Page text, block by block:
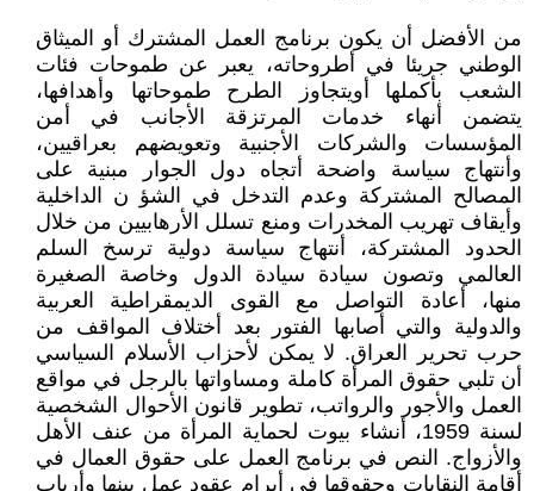
من الأفضل أن يكون برنامج العمل المشترك أو الميثاق
الوطني جريئا في أطروحاته، يعبر عن طموحات فئات
الشعب بأكملها أويتجاوز الطرح طموحاتها وأهدافها،
يتضمن أنهاء خدمات المرتزقة الأجانب في أمن
المؤسسات والشركات الأجنبية وتعويضهم بعراقيين،
وأنتهاج سياسة واضحة أتجاه دول الجوار مبنية على
المصالح المشتركة وعدم التدخل في الشؤ ن الداخلية
وأيقاف تهريب المخدرات ومنع تسلل الأرهابيين من خلال
الحدود المشتركة، أنتهاج سياسة دولية ترسخ السلم
العالمي وتصون سيادة سيادة الدول وخاصة الصغيرة
منها، أعادة التواصل مع القوى الديمقراطية العربية
والدولية والتي أصابها الفتور بعد أختلاف المواقف من
حرب تحرير العراق. لا يمكن لأحزاب الأسلام السياسي
أن تلبي حقوق المرأة كاملة ومساواتها بالرجل في مواقع
العمل والأجور والرواتب، تطوير قانون الأحوال الشخصية
لسنة 1959، أنشاء بيوت لحماية المرأة من عنف الأهل
والأزواج. النص في برنامج العمل على حقوق العمال في
أقامة النقابات وحقوقها في أبرام عقود عمل بينها وأرباب